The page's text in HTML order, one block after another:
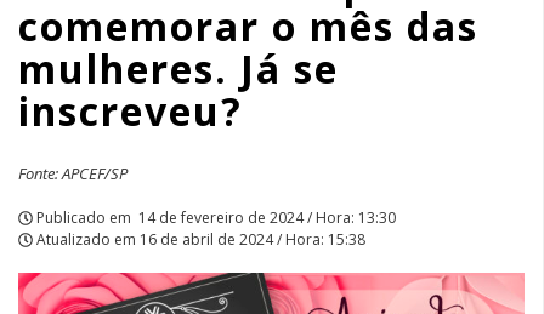
mulheres.
Já
se
inscreveu?
|
APCEF/SP
comemorar o mês das
mulheres. Já se
inscreveu?
Fonte: APCEF/SP
Publicado em 14 de fevereiro de 2024 / Hora: 13:30
Atualizado em 16 de abril de 2024 / Hora: 15:38